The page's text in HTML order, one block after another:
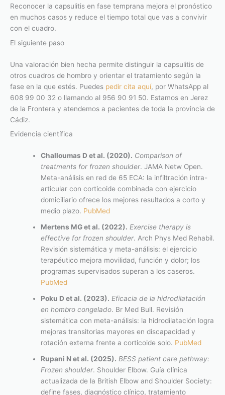
Reconocer la capsulitis en fase temprana mejora el pronóstico
en muchos casos y reduce el tiempo total que vas a convivir
con el cuadro.
El siguiente paso
Una valoración bien hecha permite distinguir la capsulitis de
otros cuadros de hombro y orientar el tratamiento según la
fase en la que estés. Puedes pedir cita aquí, por WhatsApp al
608 99 00 32 o llamando al 956 90 91 50. Estamos en Jerez
de la Frontera y atendemos a pacientes de toda la provincia de
Cádiz.
Evidencia científica
Challoumas D et al. (2020). Comparison of
treatments for frozen shoulder. JAMA Netw Open.
Meta-análisis en red de 65 ECA: la infiltración intra-
articular con corticoide combinada con ejercicio
domiciliario ofrece los mejores resultados a corto y
medio plazo. PubMed
Mertens MG et al. (2022). Exercise therapy is
effective for frozen shoulder. Arch Phys Med Rehabil.
Revisión sistemática y meta-análisis: el ejercicio
terapéutico mejora movilidad, función y dolor; los
programas supervisados superan a los caseros.
PubMed
Poku D et al. (2023). Eficacia de la hidrodilatación
en hombro congelado. Br Med Bull. Revisión
sistemática con meta-análisis: la hidrodilatación logra
mejoras transitorias mayores en discapacidad y
rotación externa frente a corticoide solo. PubMed
Rupani N et al. (2025). BESS patient care pathway:
Frozen shoulder. Shoulder Elbow. Guía clínica
actualizada de la British Elbow and Shoulder Society:
define fases, diagnóstico clínico, tratamiento